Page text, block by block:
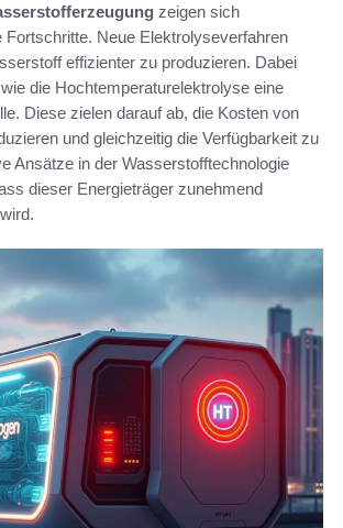
zeigen sich
Fortschritte. Neue Elektrolyseverfahren
effizienter zu produzieren. Dabei
die Hochtemperaturelektrolyse eine
Diese zielen darauf ab, die Kosten von
und gleichzeitig die Verfügbarkeit zu
Ansätze in der Wasserstofftechnologie
dieser Energieträger zunehmend